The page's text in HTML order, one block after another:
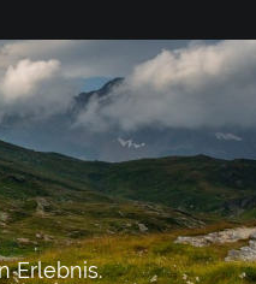
Erlebnis.